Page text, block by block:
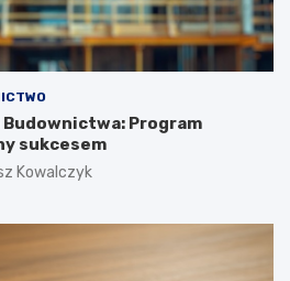
Budownictwa: Program
sukcesem
Kowalczyk